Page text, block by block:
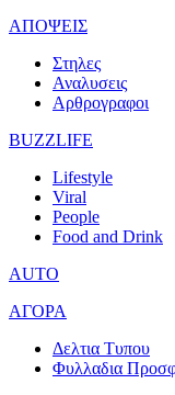
ΑΠΟΨΕΙΣ
Στηλες
Αναλυσεις
Αρθρογραφοι
BUZZLIFE
Lifestyle
Viral
People
Food and Drink
AUTO
ΑΓΟΡΑ
Δελτια Τυπου
Φυλλαδια